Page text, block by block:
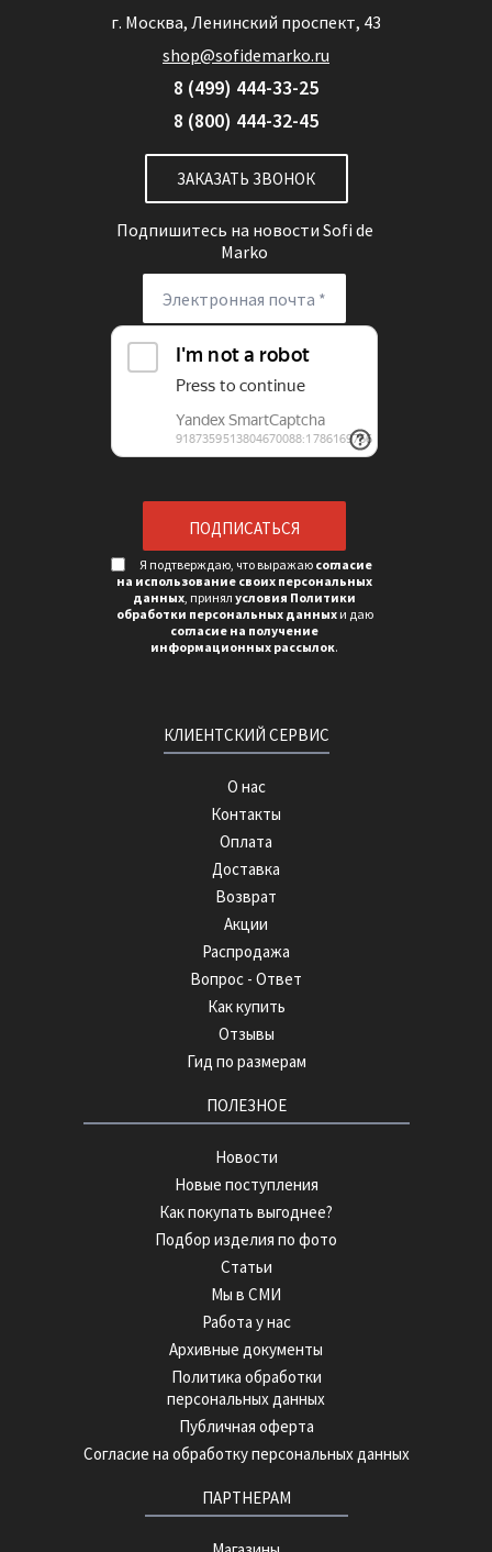
КЛИЕНТСКИЙ СЕРВИС
О нас
Контакты
Оплата
Доставка
Возврат
Акции
Распродажа
Вопрос - Ответ
Как купить
Отзывы
Гид по размерам
ПОЛЕЗНОЕ
Новости
Новые поступления
Как покупать выгоднее?
Подбор изделия по фото
Статьи
Мы в СМИ
Работа у нас
Архивные документы
Политика обработки
персональных данных
Публичная оферта
Согласие на обработку персональных данных
ПАРТНЕРАМ
г. Москва, Ленинский проспект, 43
shop@sofidemarko.ru
8 (499) 444-33-25
8 (800) 444-32-45
ЗАКАЗАТЬ ЗВОНОК
Подпишитесь на новости Sofi de
Marko
Я подтверждаю, что выражаю согласие
на использование своих персональных
данных, принял условия Политики
обработки персональных данныхи даю
согласие на получение
информационных рассылок.